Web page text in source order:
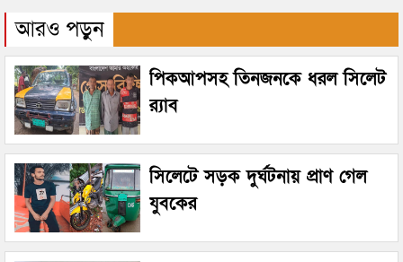
আরও পড়ুন
পিকআপসহ তিনজনকে ধরল সিলেট
র‌্যাব
সিলেটে সড়ক দুর্ঘটনায় প্রাণ গেল
যুবকের